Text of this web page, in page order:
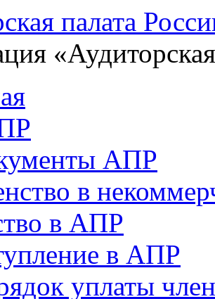
палата
АПР
в
в АПР
в АПР
уплаты